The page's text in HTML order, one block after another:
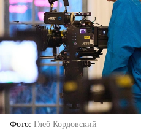
Фото Глеб Кордовский